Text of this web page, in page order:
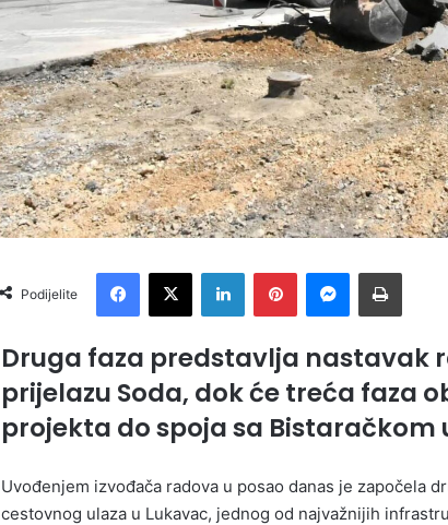
Podijelite
Druga faza predstavlja nastavak
prijelazu Soda, dok će treća faza
projekta do spoja sa Bistaračkom
Uvođenjem izvođača radova u posao danas je započela
cestovnog ulaza u Lukavac, jednog od najvažnijih